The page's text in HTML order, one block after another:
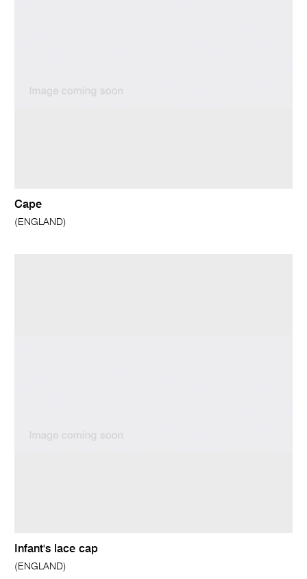
Cape
(ENGLAND)
Infant's lace cap
(ENGLAND)